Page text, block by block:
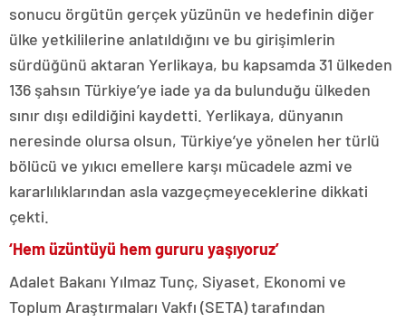
sonucu örgütün gerçek yüzünün ve hedefinin diğer
ülke yetkililerine anlatıldığını ve bu girişimlerin
sürdüğünü aktaran Yerlikaya, bu kapsamda 31 ülkeden
136 şahsın Türkiye’ye iade ya da bulunduğu ülkeden
sınır dışı edildiğini kaydetti. Yerlikaya, dünyanın
neresinde olursa olsun, Türkiye’ye yönelen her türlü
bölücü ve yıkıcı emellere karşı mücadele azmi ve
kararlılıklarından asla vazgeçmeyeceklerine dikkati
çekti.
‘Hem üzüntüyü hem gururu yaşıyoruz’
Adalet Bakanı Yılmaz Tunç, Siyaset, Ekonomi ve
Toplum Araştırmaları Vakfı (SETA) tarafından